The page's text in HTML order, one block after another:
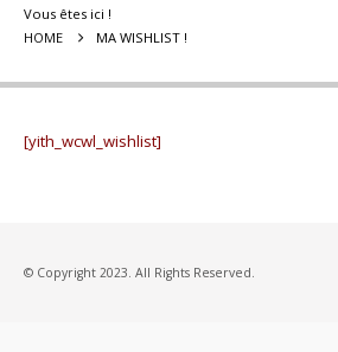
Vous êtes ici !
HOME
MA WISHLIST !
[yith_wcwl_wishlist]
© Copyright 2023. All Rights Reserved.